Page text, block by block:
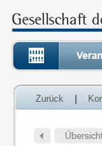
Zurück